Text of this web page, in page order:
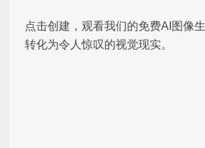
点击创建，观看我们的免费AI图像
转化为令人惊叹的视觉现实。